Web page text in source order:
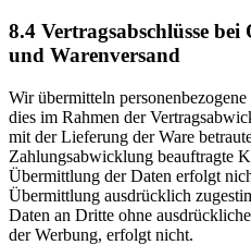
8.4 Vertragsabschlüsse
und Warenversand
Wir übermitteln
dies im Rahmen der
mit der Lieferung der Ware
Zahlungsabwicklung beauftragte
Übermittlung der Daten erfolgt
Übermittlung ausdrücklich
Daten an Dritte ohne
der Werbung, erfolgt nicht.